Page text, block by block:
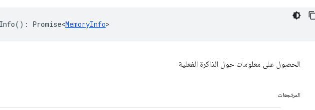
() : Promise<MemoryInfo>
الحصول على معلومات حول الذاكرة الفعلية
المرتجعات